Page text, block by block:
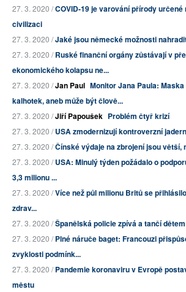
27. 3. 2020 /COVID-19 je varování přírody
civilizaci
27. 3. 2020 /Jaké jsou německé možnosti
27. 3. 2020 /Ruské finanční orgány zůstávají v
ekonomického kolapsu ne...
27. 3. 2020 /Jan Paul Monitor Jana Paula:
kalhotek, aneb může být člově...
27. 3. 2020 /Jiří Papoušek Problém čtyř krizí
27. 3. 2020 /USA zmodernizují kontroverzní
27. 3. 2020 /Čínské výdaje na zbrojení jsou větší,
27. 3. 2020 /USA: Minulý týden požádalo o
3,3 milionu ...
27. 3. 2020 /Více než půl milionu Britů se
zdrav...
27. 3. 2020 /Španělská policie zpívá a tančí
27. 3. 2020 /Plné náruče baget: Francouzi
zvyklosti podmínk...
27. 3. 2020 /Pandemie koronaviru v Evropě
městu